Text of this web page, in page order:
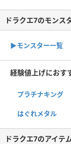
ドラクエ7のモンス
▶︎モンスター一覧
経験値上げにおす
プラチナキング
はぐれメタル
ドラクエ7のアイテ